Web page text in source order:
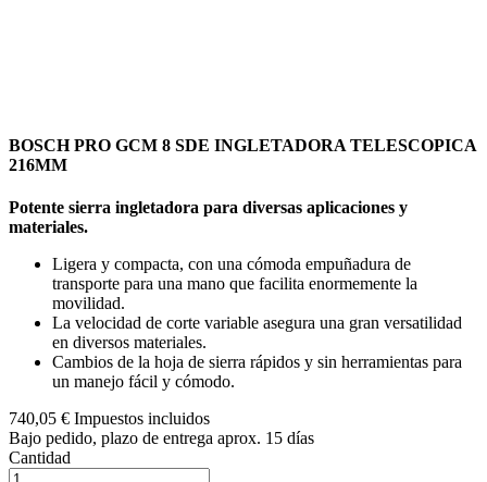
BOSCH PRO GCM 8 SDE INGLETADORA TELESCOPICA
216MM
Potente sierra ingletadora para diversas aplicaciones y
materiales.
Ligera y compacta, con una cómoda empuñadura de
transporte para una mano que facilita enormemente la
movilidad.
La velocidad de corte variable asegura una gran versatilidad
en diversos materiales.
Cambios de la hoja de sierra rápidos y sin herramientas para
un manejo fácil y cómodo.
740,05 € Impuestos incluidos
Bajo pedido, plazo de entrega aprox. 15 días
Cantidad